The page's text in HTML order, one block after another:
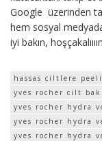
Google üzerinden
hem sosyal
iyi bakın, hoşçakalıııın
hassas ciltlere
yves rocher cilt
yves rocher hydra
yves rocher hydra
yves rocher hydra